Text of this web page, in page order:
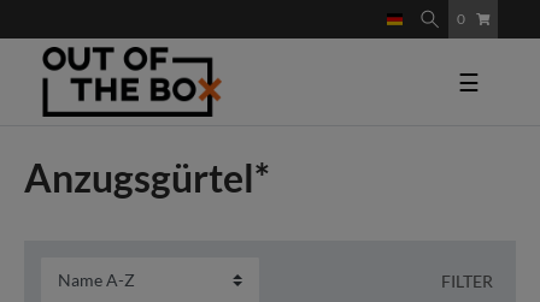
0
☰
Anzugsgürtel*
FILTER